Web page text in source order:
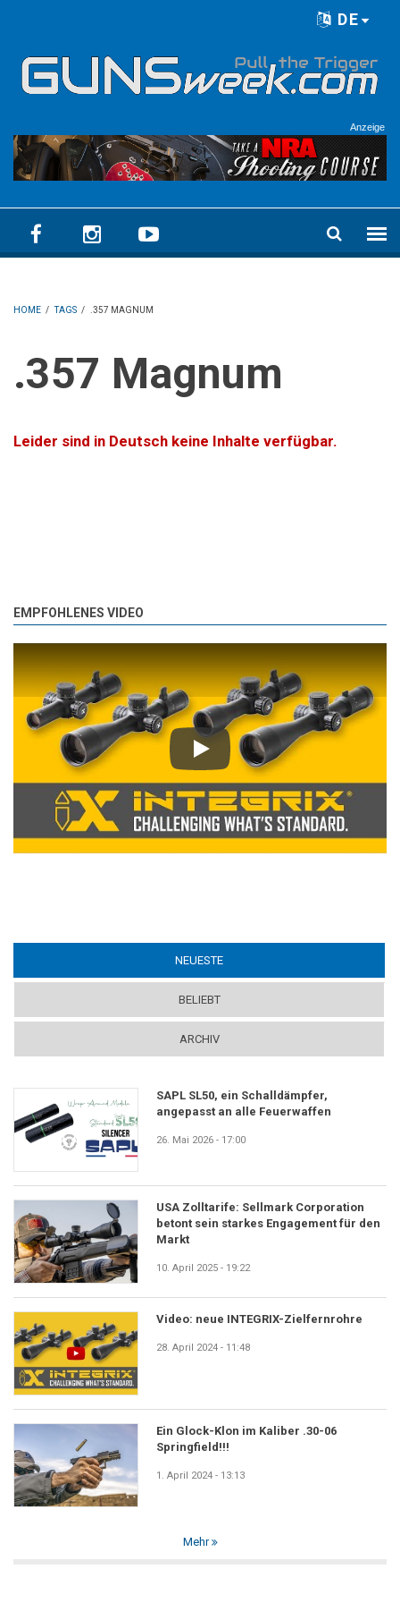
DE
Anzeige
HOME / TAGS / .357 MAGNUM
.357 Magnum
Leider sind in Deutsch keine Inhalte verfügbar.
EMPFOHLENES VIDEO
Play
NEUESTE
BELIEBT
ARCHIV
SAPL SL50, ein Schalldämpfer,
angepasst an alle Feuerwaffen
26. Mai 2026 - 17:00
USA Zolltarife: Sellmark Corporation
betont sein starkes Engagement für den
Markt
10. April 2025 - 19:22
Video: neue INTEGRIX-Zielfernrohre
28. April 2024 - 11:48
Ein Glock-Klon im Kaliber .30-06
Springfield!!!
1. April 2024 - 13:13
Mehr